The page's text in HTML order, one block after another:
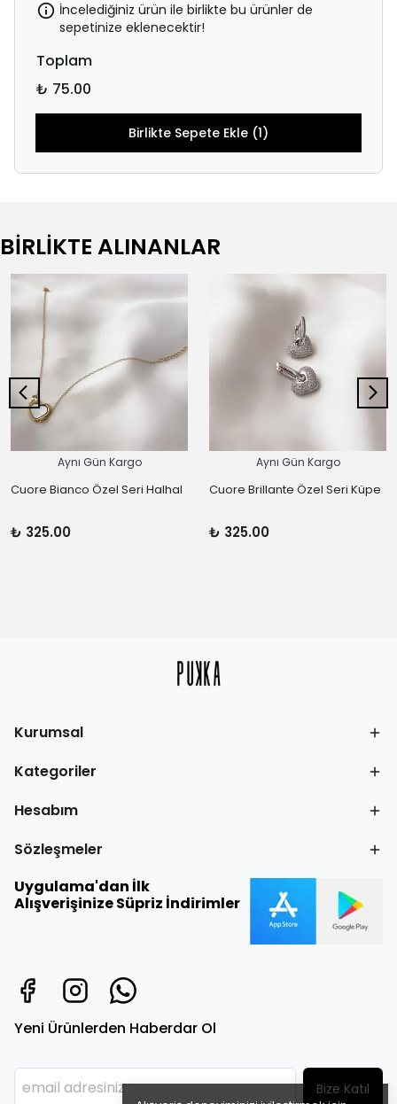
İncelediğiniz ürün ile birlikte bu ürünler de
sepetinize eklenecektir!
Toplam
₺ 75.00
Birlikte Sepete Ekle (1)
BİRLİKTE ALINANLAR
Aynı Gün Kargo
Cuore Bianco Özel Seri Halhal
₺ 325.00
Aynı Gün Kargo
Cuore Brillante Özel Seri Küpe
₺ 325.00
Kurumsal
Kategoriler
Hesabım
Sözleşmeler
Uygulama'dan İlk
Alışverişinize Süpriz İndirimler
Yeni Ürünlerden Haberdar Ol
Bize Katıl